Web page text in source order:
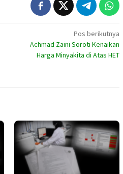
Pos berikutnya
Achmad Zaini Soroti Kenaikan
Harga Minyakita di Atas HET